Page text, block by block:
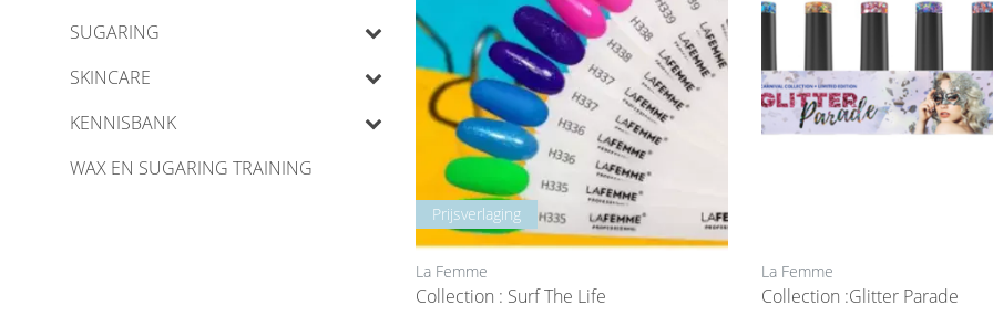
SUGARING
SKINCARE
KENNISBANK
WAX EN SUGARING TRAINING
Prijsverlaging
La Femme
Collection : Surf The Life
La Femme
Collection :Glitter Parade